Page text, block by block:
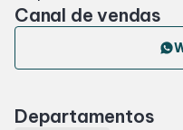
Fique por dentro
Canal de vendas
Departamentos